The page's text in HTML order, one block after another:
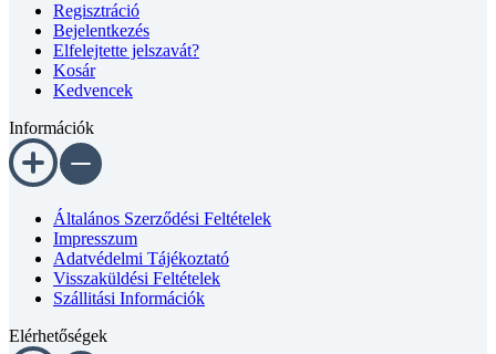
mennyiség
Regisztráció
Bejelentkezés
Elfelejtette jelszavát?
Kosár
Kedvencek
Információk
Általános Szerződési Feltételek
Impresszum
Adatvédelmi Tájékoztató
Visszaküldési Feltételek
Szállitási Információk
Elérhetőségek